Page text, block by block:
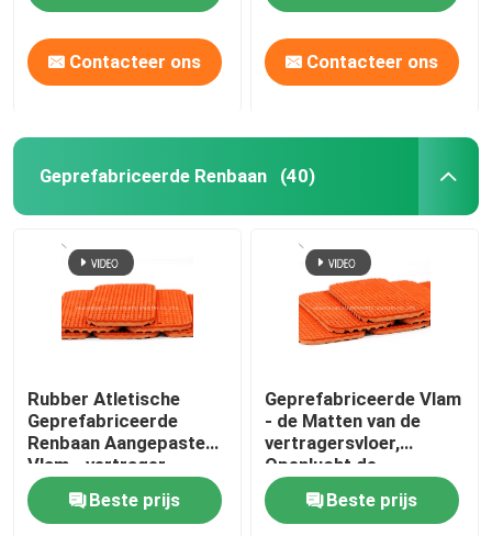
Contacteer ons Contacteer ons
Geprefabriceerde Renbaan (40)
Rubber Atletische
Geprefabriceerde
Renbaan Aangepaste
Vlam - vertrager
Beste prijs
Geprefabriceerde Vlam
- de Matten van de
vertragersvloer,
Openlucht de
Baangebruik van
Spooroppervlakten
Beste prijs